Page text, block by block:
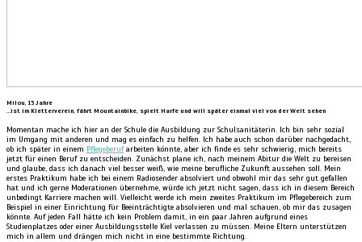
Milou, 15 Jahre
…ist im Kletterverein, fährt Mountainbike, spielt Harfe und will später einmal viel von der Welt sehen
Momentan mache ich hier an der Schule die Ausbildung zur Schulsanitäterin. Ich bin sehr sozial
im Umgang mit anderen und mag es einfach zu helfen. Ich habe auch schon darüber nachgedacht,
ob ich später in einem Pflegeberufarbeiten könnte, aber ich finde es sehr schwierig, mich bereits
jetzt für einen Beruf zu entscheiden. Zunächst plane ich, nach meinem Abitur die Welt zu bereisen
und glaube, dass ich danach viel besser weiß, wie meine berufliche Zukunft aussehen soll. Mein
erstes Praktikum habe ich bei einem Radiosender absolviert und obwohl mir das sehr gut gefallen
hat und ich gerne Moderationen übernehme, würde ich jetzt nicht sagen, dass ich in diesem Bereich
unbedingt Karriere machen will. Vielleicht werde ich mein zweites Praktikum im Pflegebereich zum
Beispiel in einer Einrichtung für Beeinträchtigte absolvieren und mal schauen, ob mir das zusagen
könnte. Auf jeden Fall hätte ich kein Problem damit, in ein paar Jahren aufgrund eines
Studienplatzes oder einer Ausbildungsstelle Kiel verlassen zu müssen. Meine Eltern unterstützen
mich in allem und drängen mich nicht in eine bestimmte Richtung.